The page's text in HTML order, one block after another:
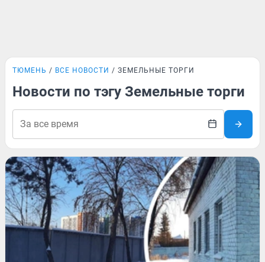
ТЮМЕНЬ ВСЕ НОВОСТИ ЗЕМЕЛЬНЫЕ ТОРГИ
Новости по тэгу Земельные торги